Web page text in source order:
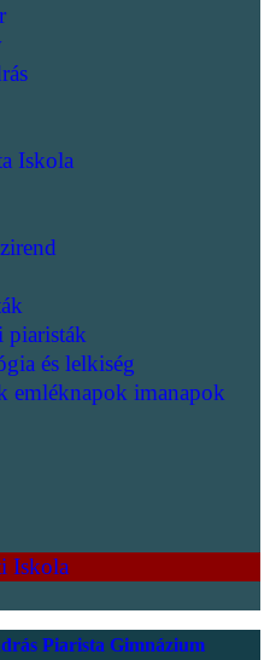
Iskola
piaristák
és lelkiség
emléknapok imanapok
Iskola
Piarista Gimnázium